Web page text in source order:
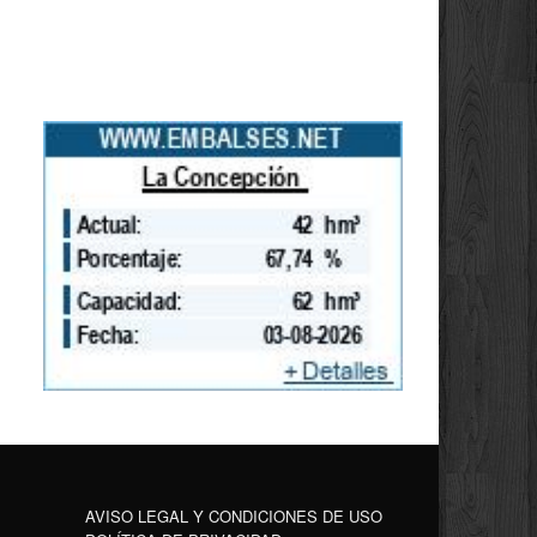
AVISO LEGAL Y CONDICIONES DE USO